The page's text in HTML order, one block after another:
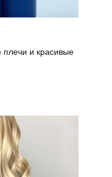
плечи и красивые